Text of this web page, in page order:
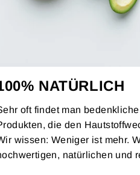
NATÜRLICH
oft findet man
die den
wissen: Weniger ist mehr.
natürlichen und